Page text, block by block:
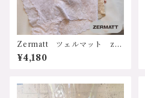
Zermatt ツェルマット z10
64 ストレッチレース ヒップ
ハングボクサーショーツ M
¥4,180